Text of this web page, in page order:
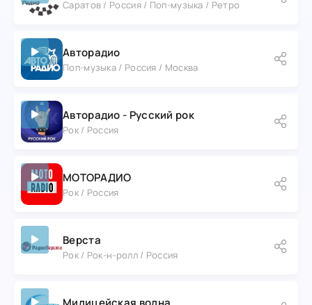
Саратов / Россия / Поп-музыка / Ретро
Авторадио
Поп-музыка / Россия / Москва
Авторадио - Русский рок
Рок / Россия
МОТОРАДИО
Рок / Россия
Верста
Рок / Рок-н-ролл / Россия